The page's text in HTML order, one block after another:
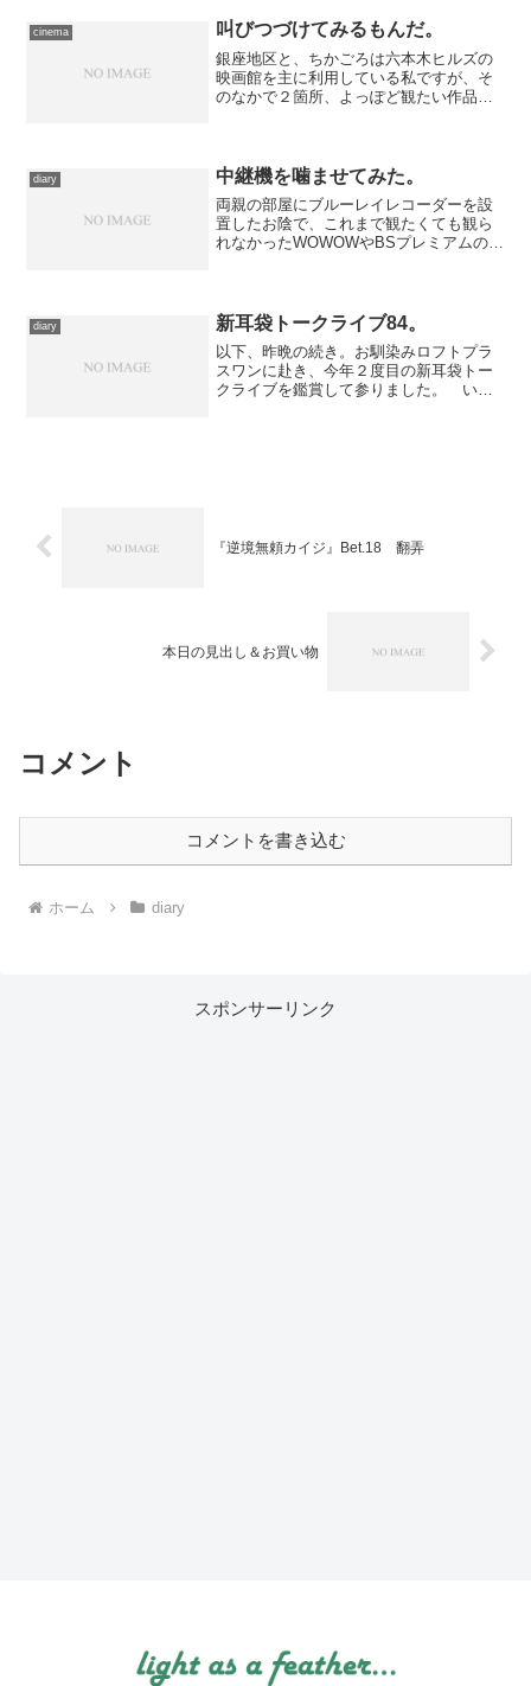
cinema 叫びつづけてみるもんだ。
銀座地区と、ちかごろは六本木ヒルズの
映画館を主に利用している私ですが、そ
のなかで２箇所、よっぽど観たい作品が
だったニュー東宝シネマが...
diary 中継機を噛ませてみた。
両親の部屋にブルーレイレコーダーを設
置したお陰で、これまで観たくても観ら
れなかったWOWOWやBSプレミアムの番
無線LANの貧弱さ。...
diary 新耳袋トークライブ84。
以下、昨晩の続き。お馴染みロフトプラ
スワンに赴き、今年２度目の新耳袋トー
クライブを鑑賞して参りました。 いつ
『逆境無頼カイジ』Bet.18 翻弄
本日の見出し＆お買い物
コメント
コメントを書き込む
ホーム diary
スポンサーリンク